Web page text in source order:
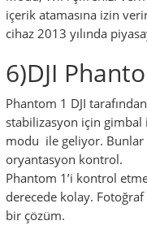
içerik atamasına izin
cihaz 2013 yılında
6)DJI
Phantom 1 DJI
stabilizasyon için
modu ile geliyor. Bunlar
oryantasyon kontrol.
Phantom 1’i kontrol
derecede kolay.
bir çözüm.